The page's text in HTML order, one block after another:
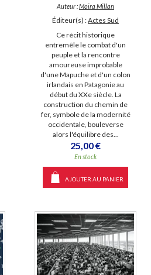
Auteur :Moira Millan
Éditeur(s) :Actes Sud
Ce récit historique
entremêle le combat d'un
peuple et la rencontre
amoureuse improbable
d'une Mapuche et d'un colon
irlandais en Patagonie au
début du XXe siècle. La
construction du chemin de
fer, symbole de la modernité
occidentale, bouleverse
alors l'équilibre des...
25,00 €
En stock
AJOUTER AU PANIER